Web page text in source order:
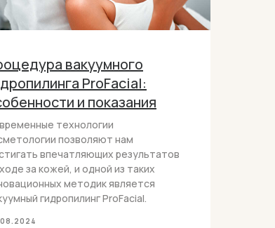
вакуумного
ProFacial:
и показания
технологии
позволяют нам
впечатляющих результатов
за кожей, и одной из таких
методик является
гидропилинг ProFacial.